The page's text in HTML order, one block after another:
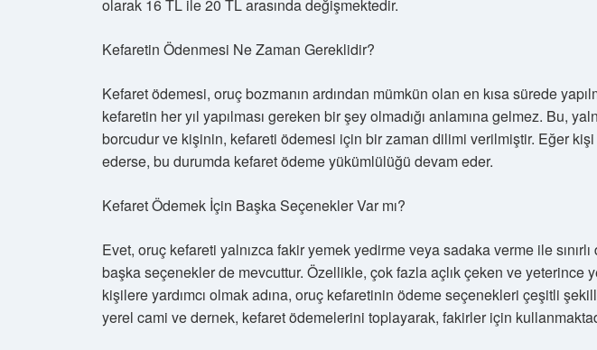
olarak 16 TL ile 20 TL arasında değişmektedir.
Kefaretin Ödenmesi Ne Zaman Gereklidir?
Kefaret ödemesi, oruç bozmanın ardından mümkün olan en kısa sürede
kefaretin her yıl yapılması gereken bir şey olmadığı anlamına gelmez. Bu,
borcudur ve kişinin, kefareti ödemesi için bir zaman dilimi verilmiştir. Eğer
ederse, bu durumda kefaret ödeme yükümlülüğü devam eder.
Kefaret Ödemek İçin Başka Seçenekler Var mı?
Evet, oruç kefareti yalnızca fakir yemek yedirme veya sadaka verme ile
başka seçenekler de mevcuttur. Özellikle, çok fazla açlık çeken ve yeterince
kişilere yardımcı olmak adına, oruç kefaretinin ödeme seçenekleri çeşitli
yerel cami ve dernek, kefaret ödemelerini toplayarak, fakirler için